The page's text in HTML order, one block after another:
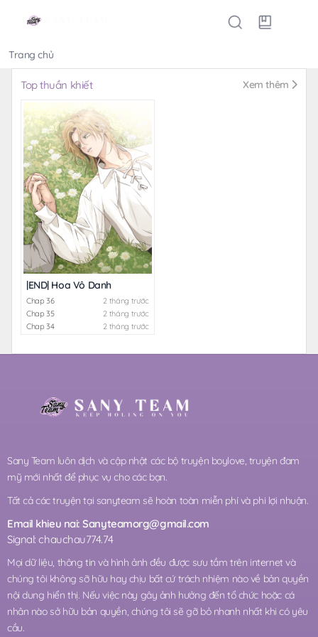
Trang chủ
Top thuần khiết Xem thêm
|END| Hoa Vô Danh
Chap 36
2 tháng trước
Chap 35
2 tháng trước
Chap 34
2 tháng trước
Sany Team luôn dịch và cập nhật các bộ truyện boylove, truyện đam
mỹ mới nhất để phục vụ cho các bạn.
Tất cả các truyện tại sanyteam sẽ hoàn toàn miễn phí và phi lợi nhuận.
Email khieu nai:Sanyteamorg@gmail.com
Signal: chauchau774.74
Mọi dữ liệu, thông tin và hình ảnh đều được sưu tầm trên internet và
chúng tôi không sỡ hữu hay chịu bất cứ trách nhiệm nào về bản quyền
nội dung hiển thị. Nếu việc này gây ảnh hưởng đến tổ chức hoặc cá
nhân nào sở hữu bản quyền, chúng tôi sẽ gỡ bỏ nhanh nhất khi có yêu
cầu.